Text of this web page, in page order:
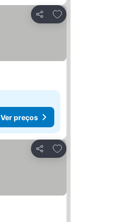
Partilhar
Adicionar aos favoritos
Ver preços
Partilhar
Adicionar aos favoritos